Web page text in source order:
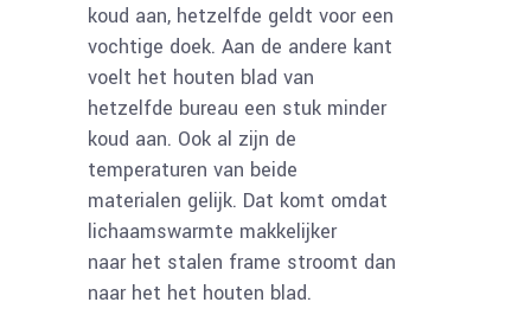
koud aan, hetzelfde geldt voor een
vochtige doek. Aan de andere kant
voelt het houten blad van
hetzelfde bureau een stuk minder
koud aan. Ook al zijn de
temperaturen van beide
materialen gelijk. Dat komt omdat
lichaamswarmte makkelijker
naar het stalen frame stroomt dan
naar het het houten blad.